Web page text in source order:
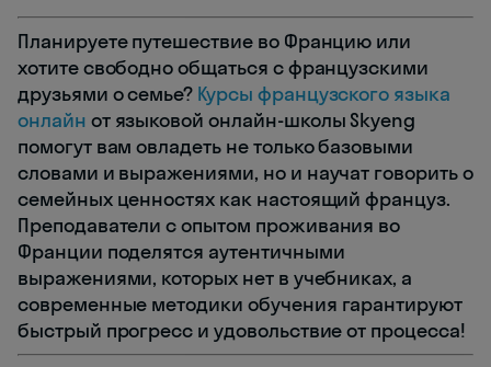
Планируете путешествие во Францию или
хотите свободно общаться с французскими
друзьями о семье? Курсы французского языка
онлайн от языковой онлайн-школы Skyeng
помогут вам овладеть не только базовыми
словами и выражениями, но и научат говорить о
семейных ценностях как настоящий француз.
Преподаватели с опытом проживания во
Франции поделятся аутентичными
выражениями, которых нет в учебниках, а
современные методики обучения гарантируют
быстрый прогресс и удовольствие от процесса!